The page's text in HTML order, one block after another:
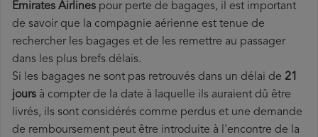
Emirates Airlines pour perte de bagages, il est important
de savoir que la compagnie aérienne est tenue de
rechercher les bagages et de les remettre au passager
dans les plus brefs délais.
Si les bagages ne sont pas retrouvés dans un délai de 21
jours à compter de la date à laquelle ils auraient dû être
livrés, ils sont considérés comme perdus et une demande
de remboursement peut être introduite à l'encontre de la